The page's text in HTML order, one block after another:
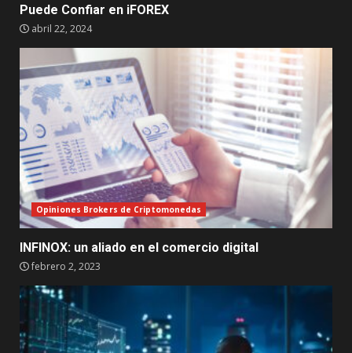
Puede Confiar en iFOREX
abril 22, 2024
Opiniones Brokers de Criptomonedas
INFINOX: un aliado en el comercio digital
febrero 2, 2023